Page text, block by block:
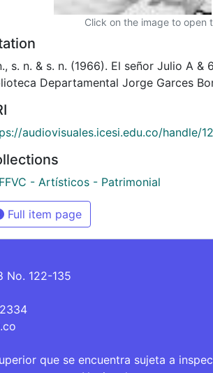
Click on the image to open
s. n. & s. n. (1966). El señor Julio A &
Departamental Jorge Garces
audiovisuales.icesi.edu.co/handle/
- Artísticos - Patrimonial
Full item page
No. 122-135
que se encuentra sujeta a